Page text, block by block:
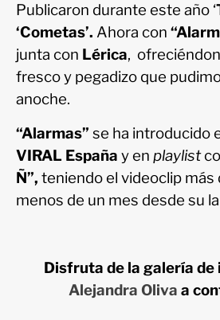
Publicaron durante este año ‘
‘Cometas’. Ahora con
junta con Lérica,
fresco y pegadizo que
anoche.
“Alarmas” se ha introducido
VIRAL España y en playlist
Ñ”, teniendo el videoclip
menos de un mes desde su
Disfruta de la galería de
Alejandra Oliva a